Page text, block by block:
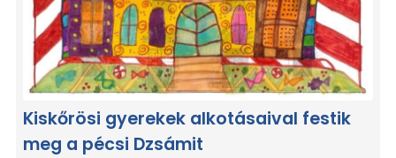
Kiskőrösi gyerekek alkotásaival festik
meg a pécsi Dzsámit